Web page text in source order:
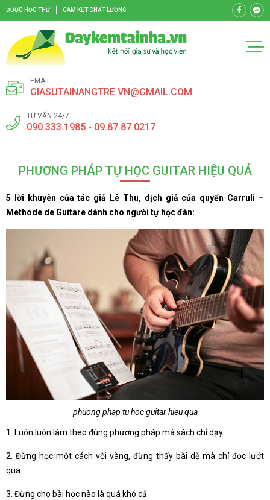
ĐƯỢC HỌC THỬ CAM KẾT CHẤT LƯỢNG
EMAIL
GIASUTAINANGTRE.VN@GMAIL.COM
TƯ VẤN 24/7
090.333.1985 - 09.87.87.0217
PHƯƠNG PHÁP TỰ HỌC GUITAR HIỆU QUẢ
5 lời khuyên của tác giả Lê Thu, dịch giả của quyển Carruli –
Methode de Guitare dành cho người tự học đàn:
phuong phap tu hoc guitar hieu qua
1. Luôn luôn làm theo đúng phương pháp mà sách chỉ dạy.
2. Đừng học một cách vội vàng, đừng thấy bài dễ mà chỉ đọc lướt
qua.
3. Đừng cho bài học nào là quá khó cả.